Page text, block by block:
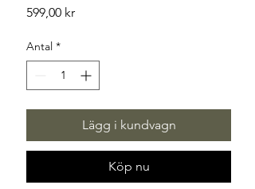
599,00 krPris
Antal *
Lägg i kundvagn
Köp nu